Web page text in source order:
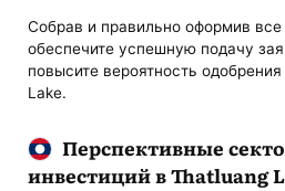
Собрав и правильно оформив
обеспечите успешную подачу
повысите вероятность
Lake.
Перспективные
инвестиций в Thatluang